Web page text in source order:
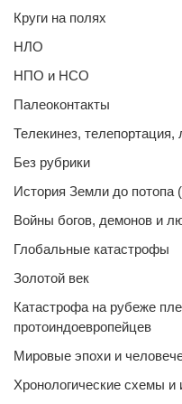
Круги на полях
НЛО
НПО и НСО
Палеоконтакты
Телекинез,
Без рубрики
История Земли до потопа
Войны богов, демонов и
Глобальные катастрофы
Золотой век
Катастрофа на рубеже
протоиндоевропейцев
Мировые эпохи и
Хронологические схемы и